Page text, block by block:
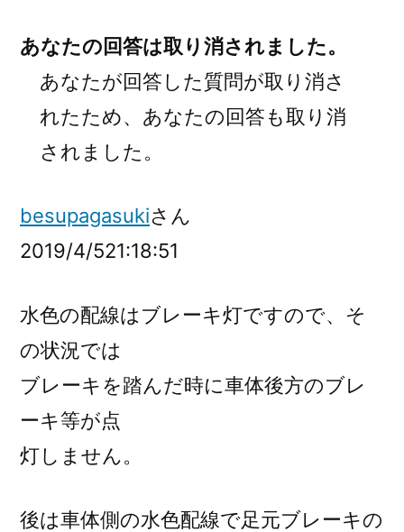
あなたの回答は取り消されました。
あなたが回答した質問が取り消さ
れたため、あなたの回答も取り消
されました。
besupagasukiさん
2019/4/521:18:51
水色の配線はブレーキ灯ですので、そ
の状況では
ブレーキを踏んだ時に車体後方のブレ
ーキ等が点
灯しません。
後は車体側の水色配線で足元ブレーキの